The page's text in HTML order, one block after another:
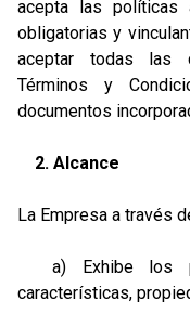
acepta las políticas
obligatorias y
aceptar todas las
Términos y
documentos
2. Alcance
La Empresa a través
a) Exhibe los
características,